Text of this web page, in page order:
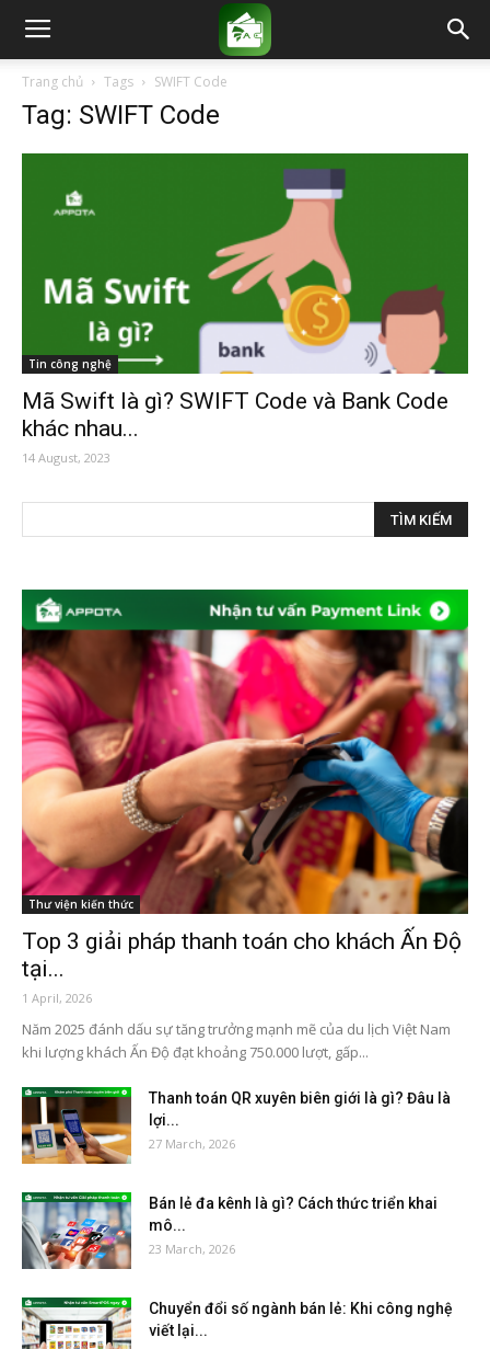
Trang chủ Tags SWIFT Code
Tag: SWIFT Code
Tin công nghệ
Mã Swift là gì? SWIFT Code và Bank Code
khác nhau...
14 August, 2023
Thư viện kiến thức
Top 3 giải pháp thanh toán cho khách Ấn Độ
tại...
1 April, 2026
Năm 2025 đánh dấu sự tăng trưởng mạnh mẽ của du lịch Việt Nam
khi lượng khách Ấn Độ đạt khoảng 750.000 lượt, gấp...
Thanh toán QR xuyên biên giới là gì? Đâu là
lợi...
27 March, 2026
Bán lẻ đa kênh là gì? Cách thức triển khai
mô...
23 March, 2026
Chuyển đổi số ngành bán lẻ: Khi công nghệ
viết lại...